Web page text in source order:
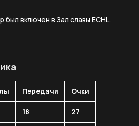
был включен в Зал славы ECHL.
Передачи Очки
18 27